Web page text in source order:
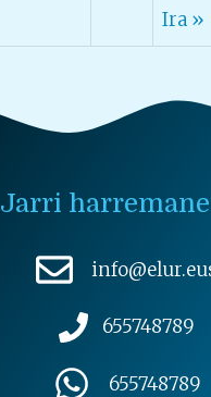
Ira »
Jarri
655748789
655748789